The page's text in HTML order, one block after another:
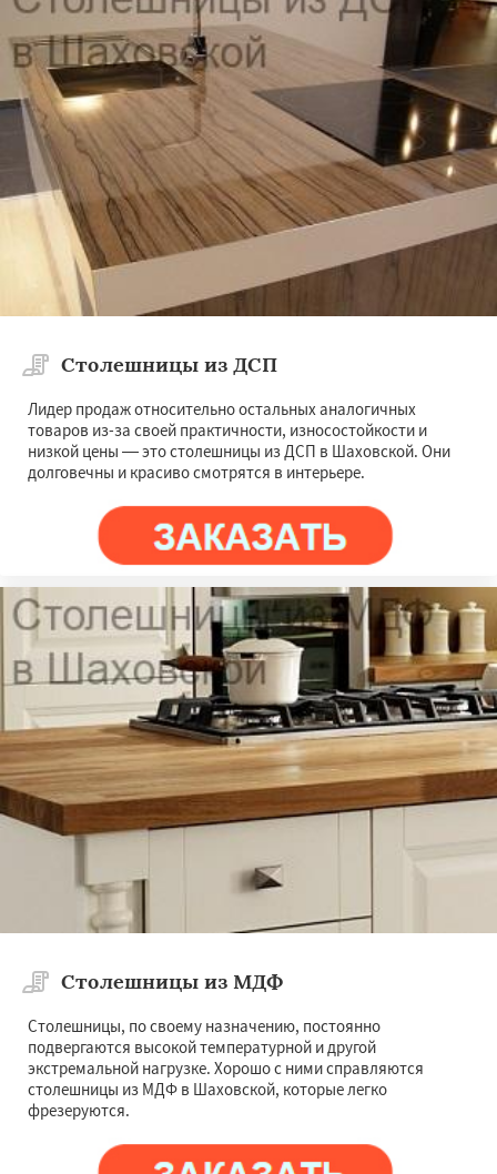
Столешницы из ДСП
Лидер продаж относительно остальных аналогичных
товаров из-за своей практичности, износостойкости и
низкой цены — это столешницы из ДСП в Шаховской. Они
долговечны и красиво смотрятся в интерьере.
Столешницы из МДФ
Столешницы, по своему назначению, постоянно
подвергаются высокой температурной и другой
экстремальной нагрузке. Хорошо с ними справляются
столешницы из МДФ в Шаховской, которые легко
фрезеруются.
Даю согласие на обработку персональных данных